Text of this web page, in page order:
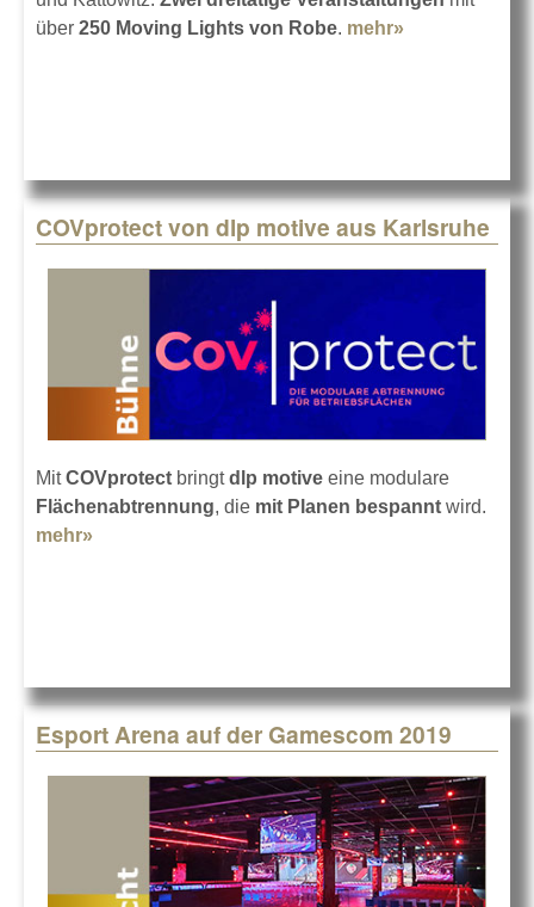
über 250 Moving Lights von Robe. mehr»
COVprotect von dlp motive aus Karlsruhe
MitCOVprotect bringtdlp motive eine modulare
Flächenabtrennung, die mit Planen bespannt wird.
mehr»
Esport Arena auf der Gamescom 2019